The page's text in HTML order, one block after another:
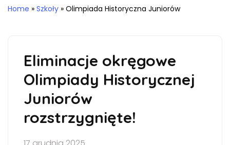
Home » Szkoły » Olimpiada Historyczna Juniorów
Eliminacje okręgowe
Olimpiady Historycznej
Juniorów
rozstrzygnięte!